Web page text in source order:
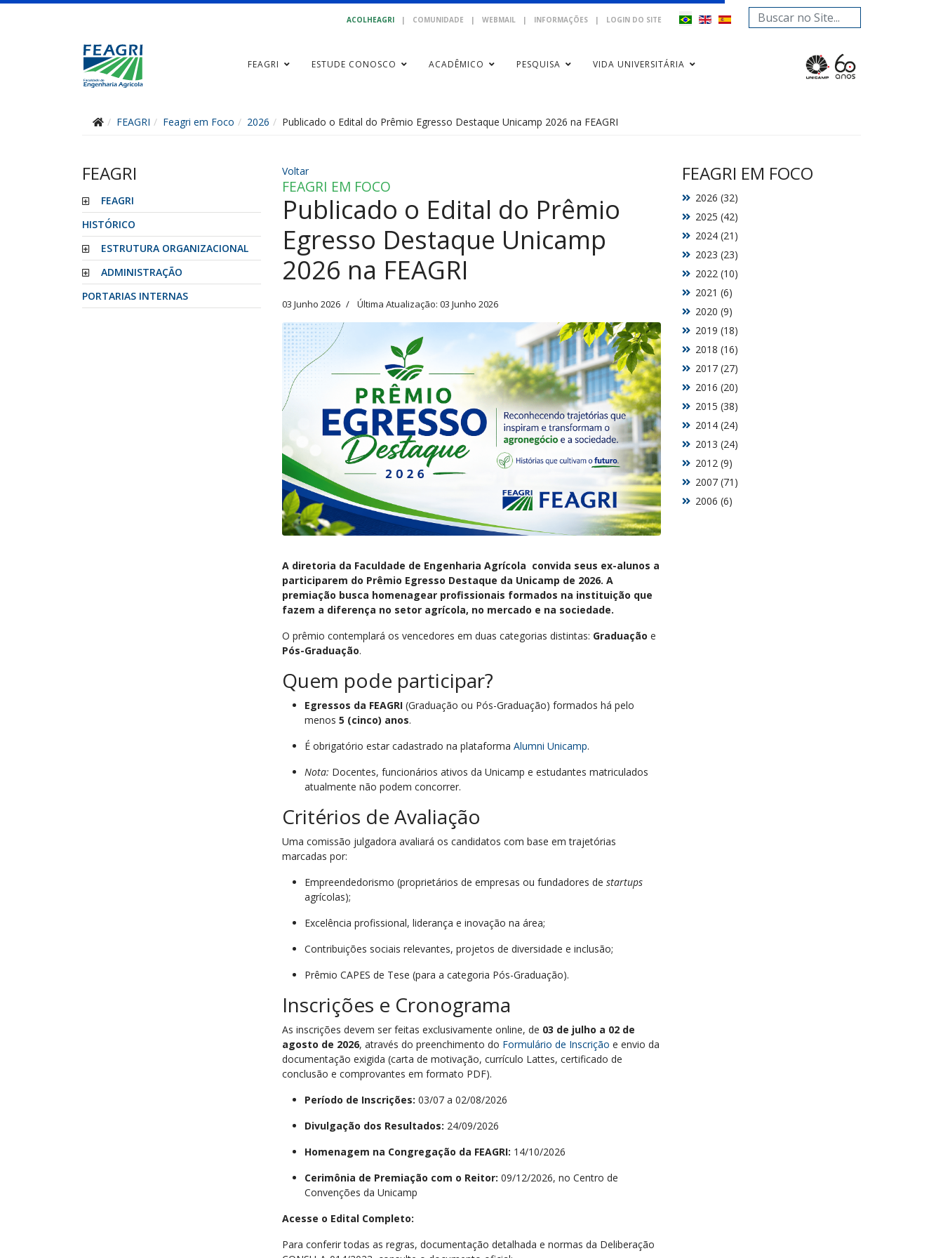
ACOLHEAGRI | COMUNIDADE | WEBMAIL | INFORMAÇÕES | LOGIN DO SITE Pesquisar...
FEAGRI ESTUDE CONOSCO ACADÊMICO PESQUISA VIDA UNIVERSITÁRIA
FEAGRI Feagri em Foco 2026 Publicado o Edital do Prêmio Egresso Destaque Unicamp 2026 na FEAGRI
FEAGRI
FEAGRI
HISTÓRICO
ESTRUTURA ORGANIZACIONAL
ADMINISTRAÇÃO
PORTARIAS INTERNAS
Voltar
FEAGRI EM FOCO
Publicado o Edital do Prêmio
Egresso Destaque Unicamp
2026 na FEAGRI
03 Junho 2026 Última Atualização: 03 Junho 2026
A diretoria da Faculdade de Engenharia Agrícola convida seus ex-alunos a
participarem do Prêmio Egresso Destaque da Unicamp de 2026. A
premiação busca homenagear profissionais formados na instituição que
fazem a diferença no setor agrícola, no mercado e na sociedade.
O prêmio contemplará os vencedores em duas categorias distintas: Graduação e
Pós-Graduação.
Quem pode participar?
Egressos da FEAGRI (Graduação ou Pós-Graduação) formados há pelo
menos 5 (cinco) anos.
É obrigatório estar cadastrado na plataforma Alumni Unicamp.
Nota: Docentes, funcionários ativos da Unicamp e estudantes matriculados
atualmente não podem concorrer.
Critérios de Avaliação
Uma comissão julgadora avaliará os candidatos com base em trajetórias
marcadas por:
Empreendedorismo (proprietários de empresas ou fundadores de startups
agrícolas);
Excelência profissional, liderança e inovação na área;
Contribuições sociais relevantes, projetos de diversidade e inclusão;
Prêmio CAPES de Tese (para a categoria Pós-Graduação).
Inscrições e Cronograma
As inscrições devem ser feitas exclusivamente online, de 03 de julho a 02 de
agosto de 2026, através do preenchimento do Formulário de Inscrição e envio da
documentação exigida (carta de motivação, currículo Lattes, certificado de
conclusão e comprovantes em formato PDF).
Período de Inscrições: 03/07 a 02/08/2026
Divulgação dos Resultados: 24/09/2026
Homenagem na Congregação da FEAGRI: 14/10/2026
Cerimônia de Premiação com o Reitor: 09/12/2026, no Centro de
Convenções da Unicamp
Acesse o Edital Completo:
Para conferir todas as regras, documentação detalhada e normas da Deliberação
FEAGRI EM FOCO
2006 (6)
2007 (71)
2012 (9)
2013 (24)
2014 (24)
2015 (38)
2016 (20)
2017 (27)
2018 (16)
2019 (18)
2020 (9)
2021 (6)
2022 (10)
2023 (23)
2024 (21)
2025 (42)
2026 (32)